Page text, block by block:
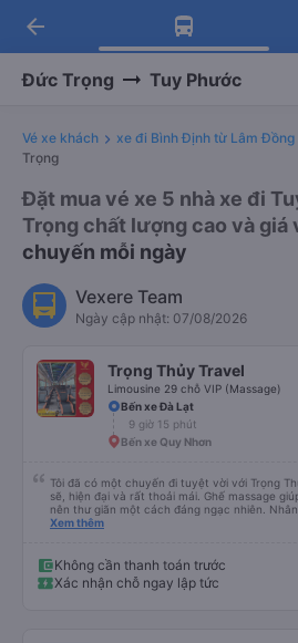
Tải app Vexere ngay!
Nhận ưu đãi thành viên
Tải app Vexere
-30k/ghế khi đặt vé máy
arrow_back
Đức Trọng Tuy Phước
Vé xe khách xe đi Bình Định từ Lâm Đồng
Trọng
Đặt mua vé xe 5 nhà xe đi
Trọng chất lượng cao và giá
chuyến mỗi ngày
Vexere Team
Ngày cập nhật: 07/08/2026
Trọng Thủy Travel
Limousine 29 chỗ VIP (Massage)
Bến xe Đà Lạt
9 giờ 15 phút
Bến xe Quy Nhơn
Tôi đã có một chuyến đi tuyệt vời với Trọng
sẽ, hiện đại và rất thoải mái. Ghế massage
nên thư giãn một cách đáng ngạc nhiên.
tình, tài xế cẩn thận và chuyên nghiệp, mọi
đến khi đến nơi - đều suôn sẻ và không gặp
ty này và chắc chắn sẽ chọn Trọng Thủy
thiệu!
Xem thêm
Không cần thanh toán trước
Xác nhận chỗ ngay lập tức